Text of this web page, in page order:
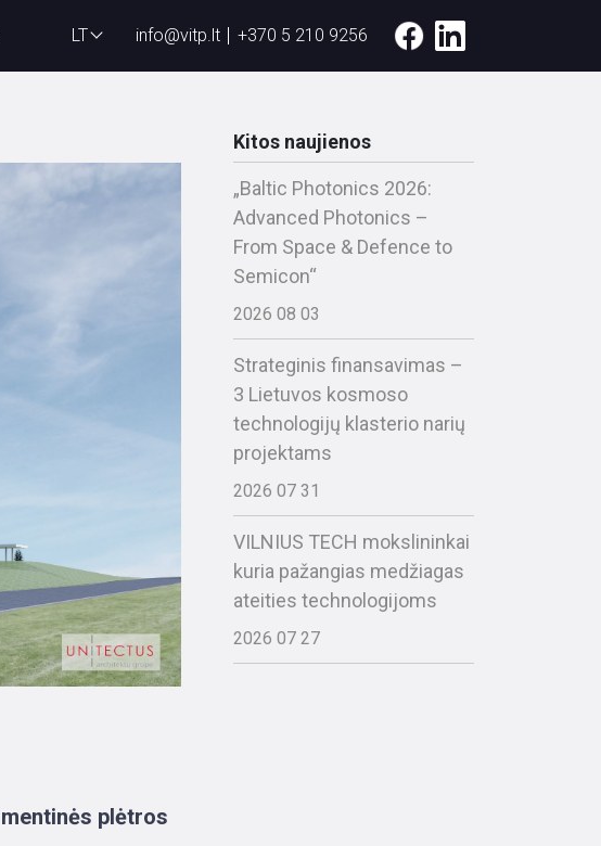
LT info@vitp.lt +370 5 210 9256
plėtros
Kitos naujienos
„Baltic Photonics 2026:
Advanced Photonics –
From Space & Defence to
Semicon“
2026 08 03
Strateginis finansavimas –
3 Lietuvos kosmoso
technologijų klasterio narių
projektams
2026 07 31
VILNIUS TECH mokslininkai
kuria pažangias medžiagas
ateities technologijoms
2026 07 27